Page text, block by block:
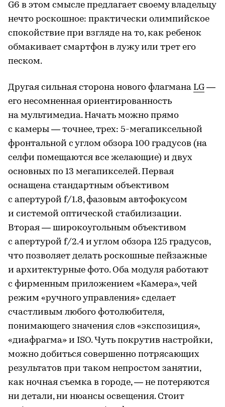
G6 в этом смысле предлагает своему владельцу
нечто роскошное: практически олимпийское
спокойствие при взгляде на то, как ребенок
обмакивает смартфон в лужу или трет его
песком.
Другая сильная сторона нового флагмана LG —
его несомненная ориентированность
на мультимедиа. Начать можно прямо
с камеры — точнее, трех: 5-мегапиксельной
фронтальной с углом обзора 100 градусов (на
селфи помещаются все желающие) и двух
основных по 13 мегапикселей. Первая
оснащена стандартным объективом
с апертурой f/1.8, фазовым автофокусом
и системой оптической стабилизации.
Вторая — широкоугольным объективом
с апертурой f/2.4 и углом обзора 125 градусов,
что позволяет делать роскошные пейзажные
и архитектурные фото. Оба модуля работают
с фирменным приложением «Камера», чей
режим «ручного управления» сделает
счастливым любого фотолюбителя,
понимающего значения слов «экспозиция»,
«диафрагма» и ISO. Чуть покрутив настройки,
можно добиться совершенно потрясающих
результатов при таком непростом занятии,
как ночная съемка в городе, — не потеряются
ни детали, ни нюансы освещения. Стоит